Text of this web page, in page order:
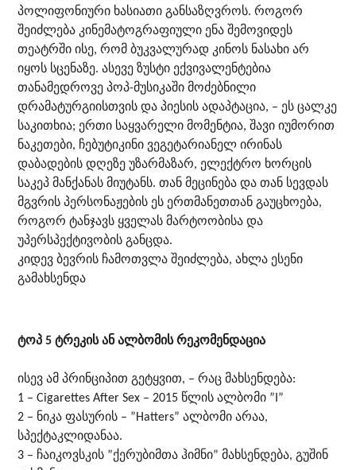
პოლიფონიური ხასიათი განსაზღვროს. როგორ
შეიძლება კინემატოგრაფიული ენა შემოვიდეს
თეატრში ისე, რომ ბუკვალურად კინოს ნასახი არ
იყოს სცენაზე. ასევე ზუსტი ექვივალენტებია
თანამედროვე პოპ-მუსიკაში მოძებნილი
დრამატურგიისთვის და პიესის ადაპტაცია, – ეს ცალკე
საკითხია; ერთი საყვარელი მომენტია, შავი იუმორით
ნაკეთები, ჩებუტიკინი ვეგეტარიანელ ირინას
დაბადების დღეზე უზარმაზარ, ელექტრო ხორცის
საკეპ მანქანას მიუტანს. თან მეცინება და თან სევდას
მგვრის პერსონაჟების ეს ერთმანეთთან გაუცხოება,
როგორ ტანჯავს ყველას მარტოობისა და
უპერსპექტივობის განცდა.
კიდევ ბევრის ჩამოთვლა შეიძლება, ახლა ესენი
გამახსენდა
ტოპ 5 ტრეკის ან ალბომის რეკომენდაცია
ისევ ამ პრინციპით გეტყვით, – რაც მახსენდება:
1 – Cigarettes After Sex – 2015 წლის ალბომი ”I”
2 – ნიკა ფასურის – ”Hatters” ალბომი არაა,
სპექტაკლიდანაა.
3 – ჩაიკოვსკის ”ქერუბიმთა ჰიმნი” მახსენდება, გუშინ